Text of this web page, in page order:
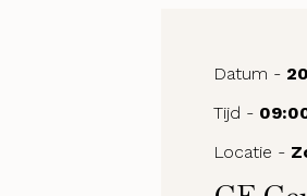
Datum -
Tijd -
Locatie -